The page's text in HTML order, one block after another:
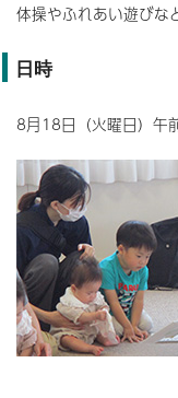
体操やふれあい遊びな
日時
8月18日（火曜日）午